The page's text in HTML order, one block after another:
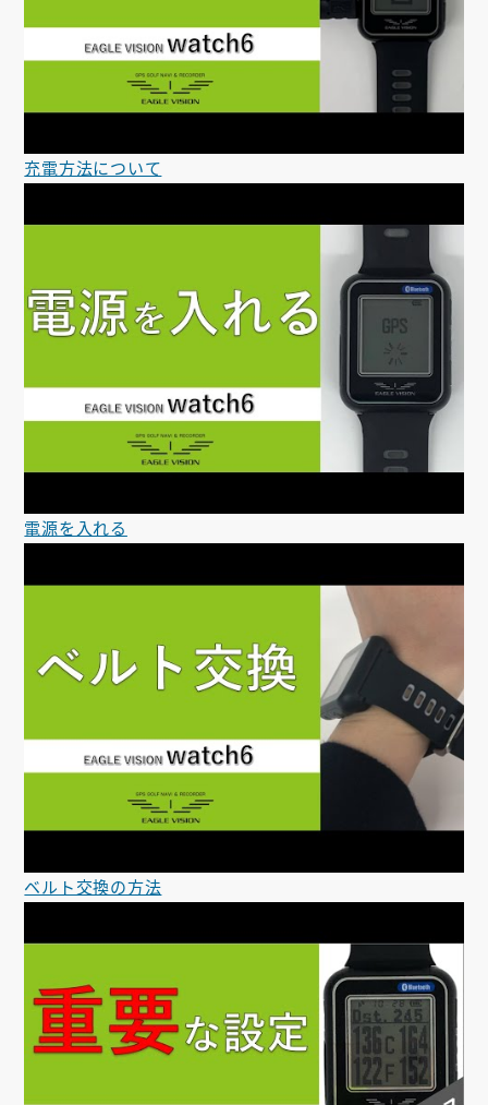
充電方法について
電源を入れる
ベルト交換の方法